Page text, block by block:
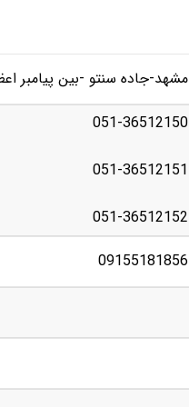
مشهد-جاده سنتو -بین پیامبر اعظم 75 و 77 -بلبرینگ
051-36512150
051-36512151
051-36512152
09155181856